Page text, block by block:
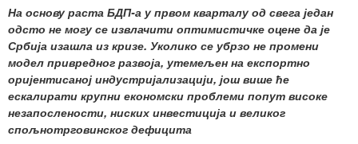
На основу раста БДП-а у првом кварталу од свега један
одсто не могу се извлачити оптимистичке оцене да је
Србија изашла из кризе. Уколико се убрзо не промени
модел привредног развоја, утемељен на експортно
оријентисаној индустријализацији, још више ће
ескалирати крупни економски проблеми попут високе
незапослености, ниских инвестиција и великог
спољнотрговинског дефицита